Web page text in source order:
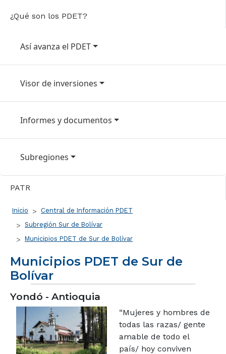
¿Qué son los PDET?
Así avanza el PDET
Visor de inversiones
Informes y documentos
Subregiones
PATR
Ruta de navegación
Inicio
Central de Información PDET
Subregión Sur de Bolívar
Municipios PDET de Sur de Bolívar
Municipios PDET de Sur de
Bolívar
Yondó - Antioquia
“Mujeres y hombres de
todas las razas/ gente
amable de todo el
país/ hoy conviven